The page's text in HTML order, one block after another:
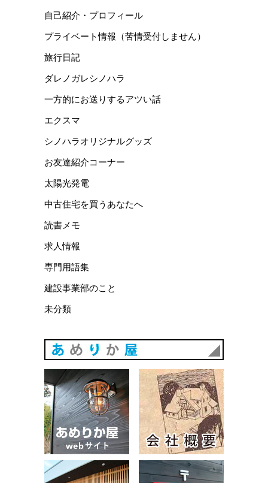
自己紹介・プロフィール
プライベート情報（苦情受付しません）
旅行日記
ダレノガレシノハラ
一方的にお送りするアツい話
エクスマ
シノハラオリジナルグッズ
お友達紹介コーナー
太陽光発電
中古住宅を買うあなたへ
読書メモ
求人情報
専門用語集
建設事業部のこと
未分類
あめりか屋WEBサイト